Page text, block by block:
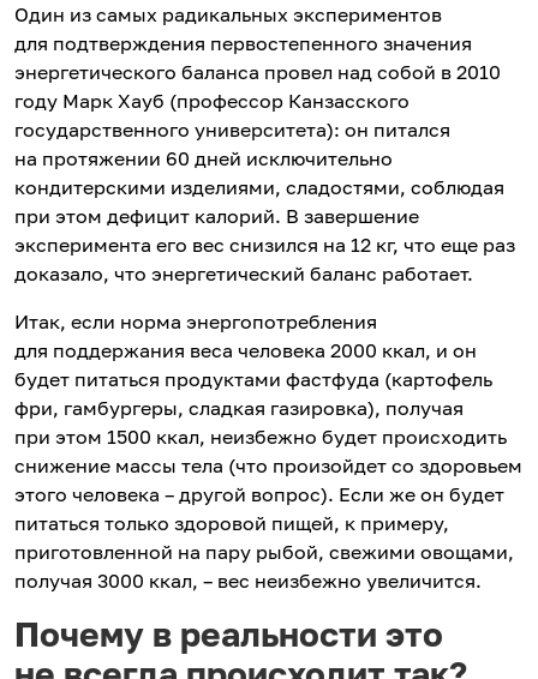
Один из самых радикальных экспериментов
для подтверждения первостепенного значения
энергетического баланса провел над собой в 2010
году Марк Хауб (профессор Канзасского
государственного университета): он питался
на протяжении 60 дней исключительно
кондитерскими изделиями, сладостями, соблюдая
при этом дефицит калорий. В завершение
эксперимента его вес снизился на 12 кг, что еще раз
доказало, что энергетический баланс работает.
Итак, если норма энергопотребления
для поддержания веса человека 2000 ккал, и он
будет питаться продуктами фастфуда (картофель
фри, гамбургеры, сладкая газировка), получая
при этом 1500 ккал, неизбежно будет происходить
снижение массы тела (что произойдет со здоровьем
этого человека – другой вопрос). Если же он будет
питаться только здоровой пищей, к примеру,
приготовленной на пару рыбой, свежими овощами,
получая 3000 ккал, – вес неизбежно увеличится.
Почему в реальности это